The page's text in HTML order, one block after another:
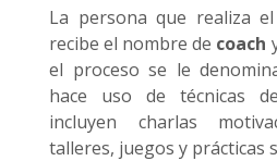
La persona que realiza el
recibe el nombre de coach
el proceso se le
hace uso de técnicas
incluyen charlas
talleres, juegos y prácticas